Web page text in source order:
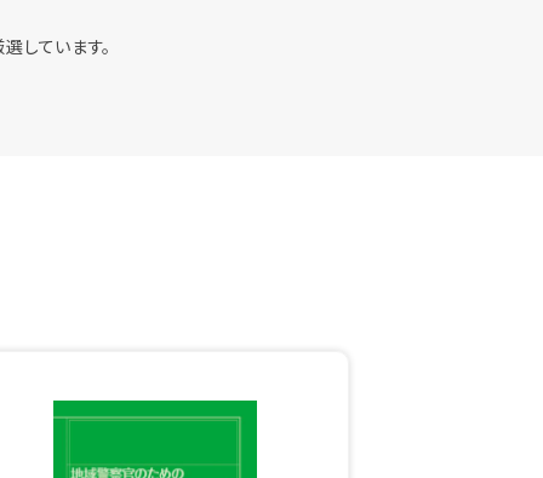
しています。